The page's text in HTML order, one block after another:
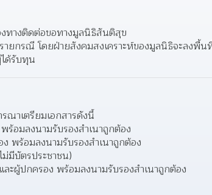
ทางติดต่อขอทางมูลนิธิสันติสุข
ยกรณี โดยฝ่ายสังคมสงเคราะห์ของมูลนิธิจะลงพื้น
ด้รับทุน
ณาเตรียมเอกสารดังนี้
ร้อมลงนามรับรองสำเนาถูกต้อง
พร้อมลงนามรับรองสำเนาถูกต้อง
มีบัตรประชาชน)
ะผู้ปกครอง พร้อมลงนามรับรองสำเนาถูกต้อง